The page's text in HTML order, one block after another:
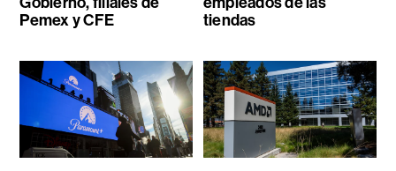
Pemex y CFE
tiendas